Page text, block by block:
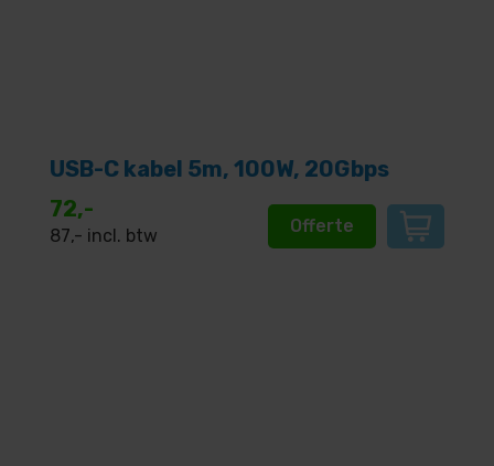
USB-C kabel 5m, 100W, 20Gbps
72,-
87,- incl. btw Offerte